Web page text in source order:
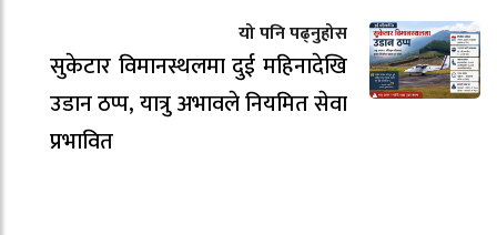
यो पनि पढ्नुहोस
सुकेटार विमानस्थलमा दुई महिनादेखि
उडान ठप्प, यात्रु अभावले नियमित सेवा
प्रभावित